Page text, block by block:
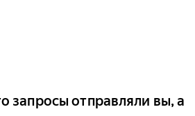
запросы отправляли вы, а